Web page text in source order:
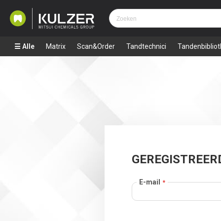
Alle Matrix Scan&Order Tandtechnici
E-mail